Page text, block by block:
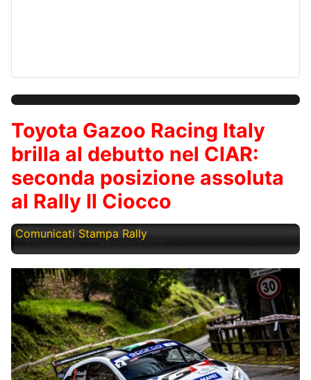
Toyota Gazoo Racing Italy
brilla al debutto nel CIAR:
seconda posizione assoluta
al Rally Il Ciocco
Comunicati Stampa Rally
Domenica, 17 Marzo 2024